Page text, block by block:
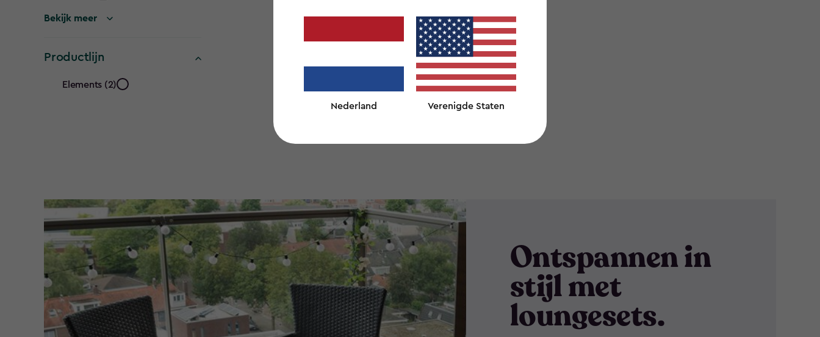
Nederland Verenigde Staten
Bekijk meer
Productlijn
Productlijn
Elements (2)
Ontspannen in
stijl met
loungesets.